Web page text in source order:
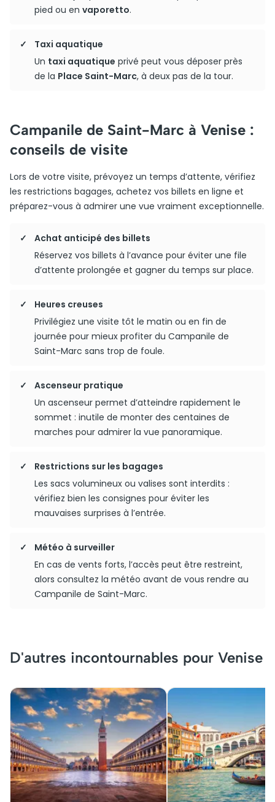
pied ou en vaporetto.
Taxi aquatique
Un taxi aquatique privé peut vous déposer près
de la Place Saint-Marc, à deux pas de la tour.
Campanile de Saint-Marc à Venise :
conseils de visite
Lors de votre visite, prévoyez un temps d’attente, vérifiez
les restrictions bagages, achetez vos billets en ligne et
préparez-vous à admirer une vue vraiment exceptionnelle.
Achat anticipé des billets
Réservez vos billets à l’avance pour éviter une file
d’attente prolongée et gagner du temps sur place.
Heures creuses
Privilégiez une visite tôt le matin ou en fin de
journée pour mieux profiter du Campanile de
Saint-Marc sans trop de foule.
Ascenseur pratique
Un ascenseur permet d’atteindre rapidement le
sommet : inutile de monter des centaines de
marches pour admirer la vue panoramique.
Restrictions sur les bagages
Les sacs volumineux ou valises sont interdits :
vérifiez bien les consignes pour éviter les
mauvaises surprises à l’entrée.
Météo à surveiller
En cas de vents forts, l’accès peut être restreint,
alors consultez la météo avant de vous rendre au
Campanile de Saint-Marc.
D'autres incontournables pour Venise